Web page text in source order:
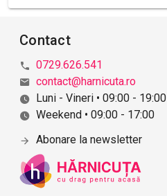
Contact
0729.626.541
contact@harnicuta.ro
Luni - Vineri • 09:00 - 19:00
Weekend • 09:00 - 17:00
Abonare la newsletter